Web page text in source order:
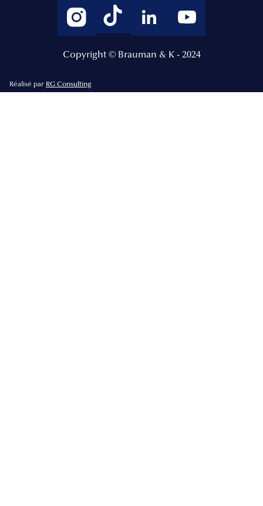
Copyright © Brauman & K - 2024
Réalisé par RG Consulting